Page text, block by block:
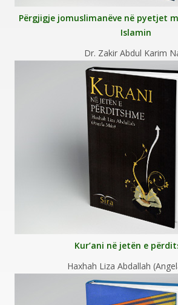
Përgjigje jomuslimanëve në pyetjet
Islamin
Dr. Zakir Abdul Karim
Kur’ani në jetën e
Haxhah Liza Abdallah